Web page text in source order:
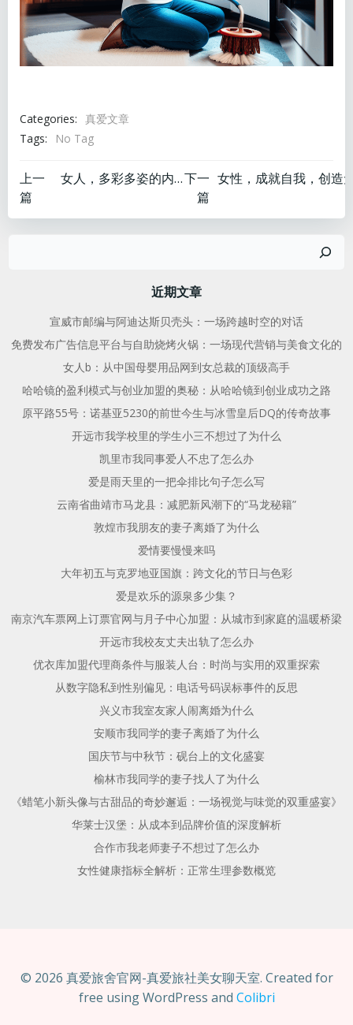
Categories: 真爱文章
Tags:
No Tag
文
章
上一
篇
女人，多彩多姿的内心世界文
章
航
下一
篇
近期文章
宣威市邮编与阿迪达斯贝壳头：一场跨越时空的对话
免费发布广告信息平台与自助烧烤火锅：一场现代营销与美食文化的
女人b：从中国母婴用品网到女总裁的顶级高手
哈哈镜的盈利模式与创业加盟的奥秘：从哈哈镜到创业成功之路
原平路55号：诺基亚5230的前世今生与冰雪皇后DQ的传奇故事
开远市我学校里的学生小三不想过了为什么
凯里市我同事爱人不忠了怎么办
爱是雨天里的一把伞排比句子怎么写
云南省曲靖市马龙县：减肥新风潮下的“马龙秘籍”
敦煌市我朋友的妻子离婚了为什么
爱情要慢慢来吗
大年初五与克罗地亚国旗：跨文化的节日与色彩
爱是欢乐的源泉多少集？
南京汽车票网上订票官网与月子中心加盟：从城市到家庭的温暖桥梁
开远市我校友丈夫出轨了怎么办
优衣库加盟代理商条件与服装人台：时尚与实用的双重探索
从数字隐私到性别偏见：电话号码误标事件的反思
兴义市我室友家人闹离婚为什么
安顺市我同学的妻子离婚了为什么
国庆节与中秋节：砚台上的文化盛宴
榆林市我同学的妻子找人了为什么
《蜡笔小新头像与古甜品的奇妙邂逅：一场视觉与味觉的双重盛宴》
华莱士汉堡：从成本到品牌价值的深度解析
合作市我老师妻子不想过了怎么办
女性健康指标全解析：正常生理参数概览
© 2026 真爱旅舍官网-真爱旅社美女聊天室. Created for
free using WordPress and Colibri